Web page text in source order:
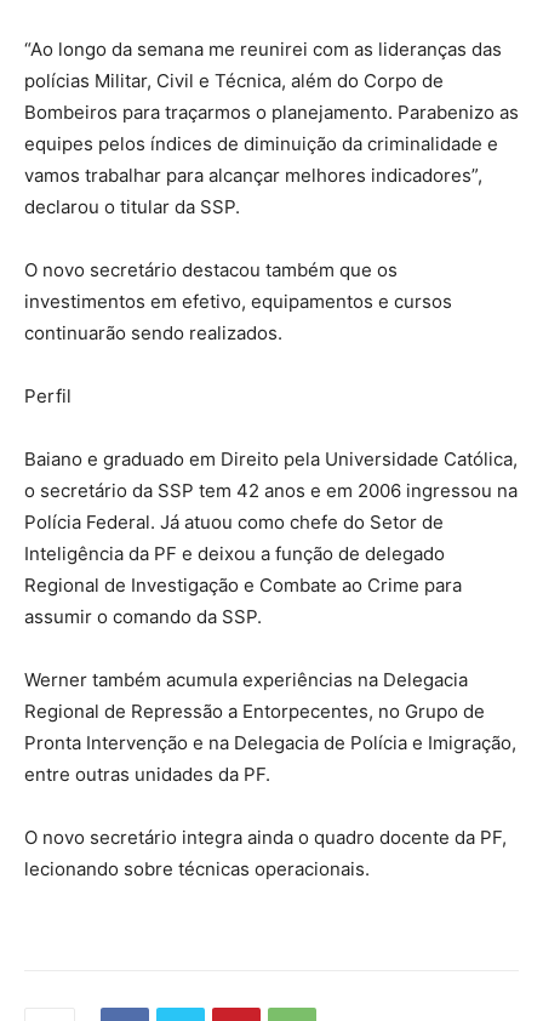
“Ao longo da semana me reunirei com as lideranças das
polícias Militar, Civil e Técnica, além do Corpo de
Bombeiros para traçarmos o planejamento. Parabenizo as
equipes pelos índices de diminuição da criminalidade e
vamos trabalhar para alcançar melhores indicadores”,
declarou o titular da SSP.
O novo secretário destacou também que os
investimentos em efetivo, equipamentos e cursos
continuarão sendo realizados.
Perfil
Baiano e graduado em Direito pela Universidade Católica,
o secretário da SSP tem 42 anos e em 2006 ingressou na
Polícia Federal. Já atuou como chefe do Setor de
Inteligência da PF e deixou a função de delegado
Regional de Investigação e Combate ao Crime para
assumir o comando da SSP.
Werner também acumula experiências na Delegacia
Regional de Repressão a Entorpecentes, no Grupo de
Pronta Intervenção e na Delegacia de Polícia e Imigração,
entre outras unidades da PF.
O novo secretário integra ainda o quadro docente da PF,
lecionando sobre técnicas operacionais.